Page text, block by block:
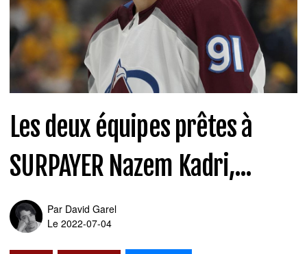
Les deux équipes prêtes à
SURPAYER Nazem Kadri,...
Par David Garel
Le 2022-07-04